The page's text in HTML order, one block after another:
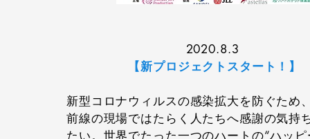
2020.8.3
【新プロジェクトスタート！】
新型コロナウィルスの感染拡大を防ぐため
前線の現場ではたらく人たちへ感謝の気持
たい。世界でたった一つのハートの“ハッ